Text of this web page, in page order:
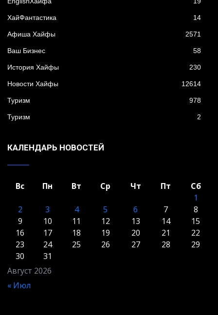
XайФантастика 14
Афиша Хайфы 2571
Ваш Бизнес 58
История Хайфы 230
Новости Хайфы 12614
Туризм 978
Туризм 2
КАЛЕНДАРЬ НОВОСТЕЙ
Август 2026
Вс Пн Вт Ср Чт Пт
Сб
1
2
3 4 5 6 7
8
9
10 11 12 13 14
15
16
17 18 19 20 21
22
23
24 25 26 27 28
29
30
31
« Июл